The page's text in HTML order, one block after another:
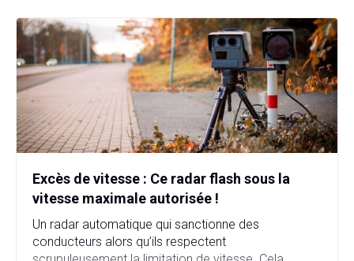
Excès de vitesse : Ce radar flash sous la
vitesse maximale autorisée !
Un radar automatique qui sanctionne des
conducteurs alors qu’ils respectent